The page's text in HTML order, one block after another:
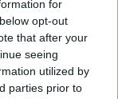
for
opt-out
that after your
seeing
utilized by
parties prior to